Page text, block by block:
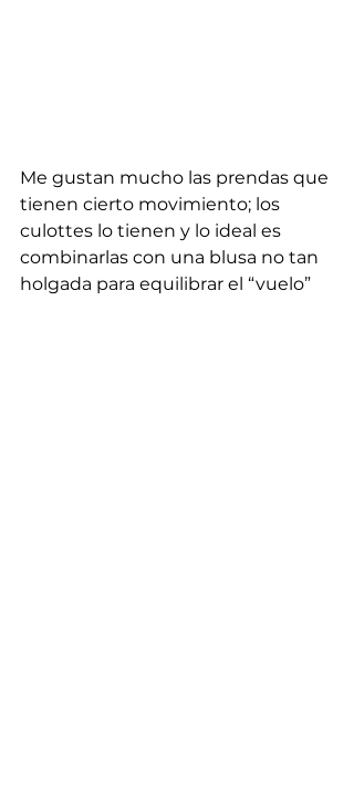
Me gustan mucho las prendas que
tienen cierto movimiento; los
culottes lo tienen y lo ideal es
combinarlas con una blusa no tan
holgada para equilibrar el “vuelo”